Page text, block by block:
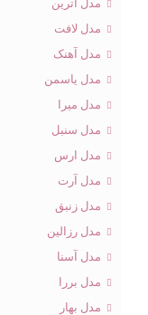
مدل آترین
مدل لافت
مدل آهنک
مدل یاسمن
مدل میرا
مدل سنبل
مدل ارس
مدل آرت
مدل زنبق
مدل رزالین
مدل آسنا
مدل بررا
مدل بهار